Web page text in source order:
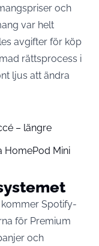
och
var helt
avgifter för köp
rättsprocess i
ljus att ändra
– längre
HomePod Mini
Spotify-
för Premium
och